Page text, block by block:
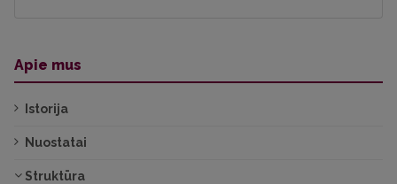
Apie mus
Istorija
Nuostatai
Struktūra